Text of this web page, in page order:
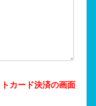
カード決済の画面